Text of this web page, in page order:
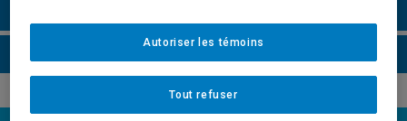
Tout refuser
Autoriser les témoins